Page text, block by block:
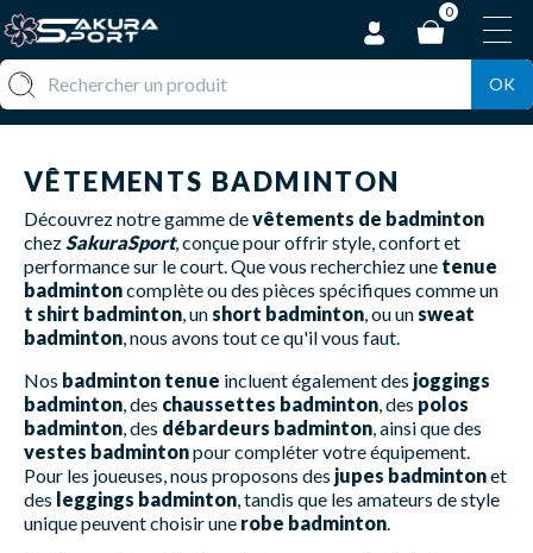
0
OK
VÊTEMENTS BADMINTON
Découvrez notre gamme devêtements de badminton
chezSakuraSport, conçue pour offrir style, confort et
performance sur le court. Que vous recherchiez une tenue
badmintoncomplète ou des pièces spécifiques comme un
t shirt badminton, unshort badminton, ou unsweat
badminton, nous avons tout ce qu'il vous faut.
Nos badminton tenue incluent également des joggings
badminton, des chaussettes badminton, des polos
badminton, des débardeurs badminton, ainsi que des
vestes badmintonpour compléter votre équipement.
Pour les joueuses, nous proposons des jupes badmintonet
des leggings badminton, tandis que les amateurs de style
unique peuvent choisir une robe badminton.